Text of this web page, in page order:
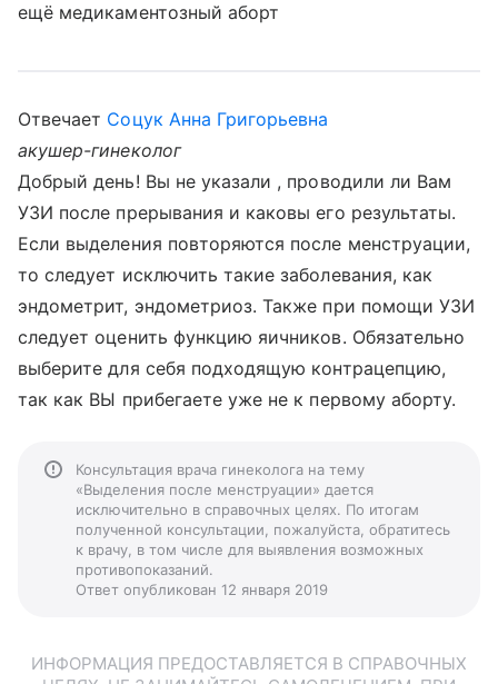
ещё медикаментозный аборт
Отвечает Соцук Анна Григорьевна
акушер-гинеколог
Добрый день! Вы не указали , проводили ли Вам
УЗИ после прерывания и каковы его результаты.
Если выделения повторяются после менструации,
то следует исключить такие заболевания, как
эндометрит, эндометриоз. Также при помощи УЗИ
следует оценить функцию яичников. Обязательно
выберите для себя подходящую контрацепцию,
так как ВЫ прибегаете уже не к первому аборту.
Консультация врача гинеколога на тему
«Выделения после менструации» дается
исключительно в справочных целях. По итогам
полученной консультации, пожалуйста, обратитесь
к врачу, в том числе для выявления возможных
противопоказаний.
Ответ опубликован 12 января 2019
ИНФОРМАЦИЯ ПРЕДОСТАВЛЯЕТСЯ В СПРАВОЧНЫХ